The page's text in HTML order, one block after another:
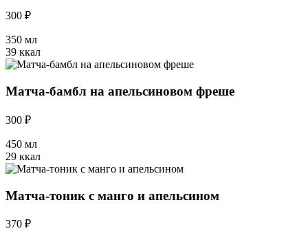
300 ₽
350 мл
39 ккал
Матча-бамбл на апельсиновом фреше
300 ₽
450 мл
29 ккал
Матча-тоник с манго и апельсином
370 ₽